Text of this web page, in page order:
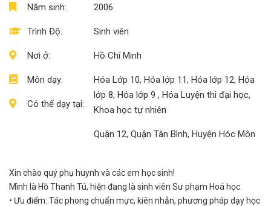
Năm sinh:
Trình Độ:
Nơi ở:
Môn dạy:
Có thể dạy tại:
2006
Sinh viên
Hồ Chí Minh
Hóa Lớp 10, Hóa lớp 11, Hóa lớp 12, Hóa
lớp 8, Hóa lớp 9 , Hóa Luyện thi đại học,
Khoa học tự nhiên
Quận 12, Quận Tân Bình, Huyện Hóc Môn
Xin chào quý phụ huynh và các em học sinh!
Mình là Hồ Thanh Tú, hiện đang là sinh viên Sư phạm Hoá học.
• Ưu điểm: Tác phong chuẩn mực, kiên nhẫn, phương pháp dạy học